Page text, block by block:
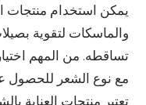
يمكن استخدام منتجات
والماسكات لتقوية
تساقطه. من المهم
مع نوع الشعر للحصول
تعتبر منتجات العناية